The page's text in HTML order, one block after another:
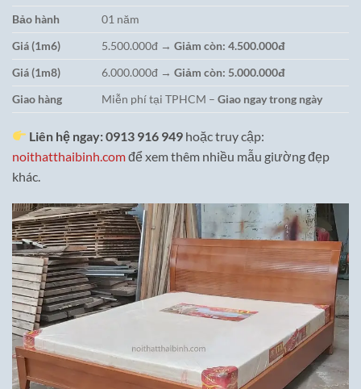
Bảo hành
01 năm
Giá (1m6)
5.500.000đ →Giảm còn: 4.500.000đ
Giá (1m8)
6.000.000đ →Giảm còn: 5.000.000đ
Giao hàng
Miễn phí tại TPHCM –Giao ngay trong ngày
Liên hệ ngay: 0913 916 949 hoặc truy cập:
noithatthaibinh.comđể xem thêm nhiều mẫu giường đẹp
khác.